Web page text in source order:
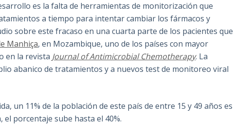
es la falta de herramientas de monitorización que
a tiempo para intentar cambiar los fármacos y
sobre este fracaso en una cuarta parte de los pacientes que
Manhiça, en Mozambique, uno de los países con mayor
en la revista Journal of Antimicrobial Chemotherapy. La
abanico de tratamientos y a nuevos test de monitoreo viral
un 11% de la población de este país de entre 15 y 49 años es
porcentaje sube hasta el 40%.